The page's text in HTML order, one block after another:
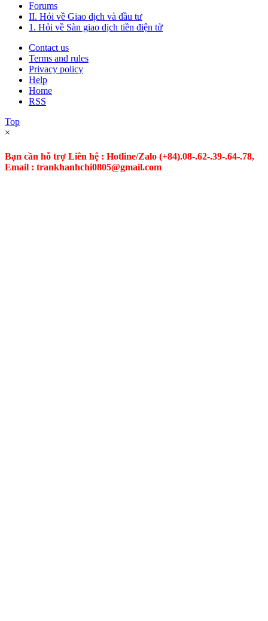
Forums
II. Hỏi về Giao dịch và đầu tư
1. Hỏi về Sàn giao dịch tiền điện tử
Contact us
Terms and rules
Privacy policy
Help
Home
RSS
Top
×
Bạn cần hỗ trợ Liên hệ : Hotline/Zalo (+84).08-.62-.39-.64-.78,
Email : trankhanhchi0805@gmail.com